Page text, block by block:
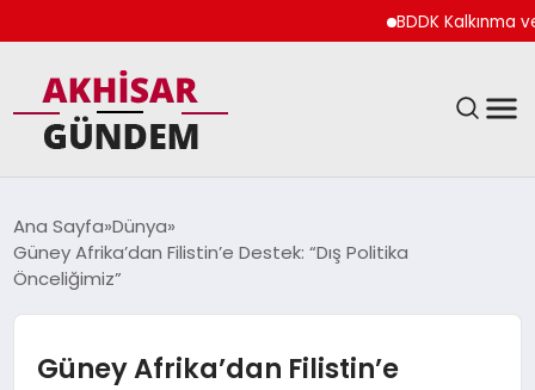
BDDK Kalkınma ve
DÜNYA
Ana Sayfa Dünya
Güney Afrika’dan Filistin’e Destek: “Dış Politika
Önceliğimiz”
Güney Afrika’dan Filistin’e